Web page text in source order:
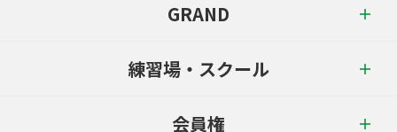
GRAND
練習場・スクール
会員権